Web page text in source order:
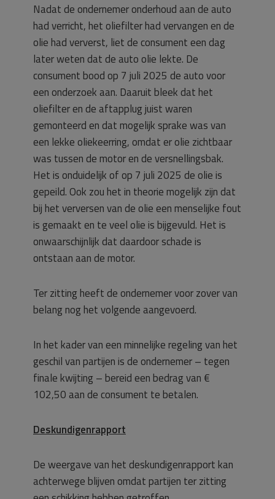
Nadat de ondernemer onderhoud aan de auto
had verricht, het oliefilter had vervangen en de
olie had ververst, liet de consument een dag
later weten dat de auto olie lekte. De
consument bood op 7 juli 2025 de auto voor
een onderzoek aan. Daaruit bleek dat het
oliefilter en de aftapplug juist waren
gemonteerd en dat mogelijk sprake was van
een lekke oliekeerring, omdat er olie zichtbaar
was tussen de motor en de versnellingsbak.
Het is onduidelijk of op 7 juli 2025 de olie is
gepeild. Ook zou het in theorie mogelijk zijn dat
bij het verversen van de olie een menselijke fout
is gemaakt en te veel olie is bijgevuld. Het is
onwaarschijnlijk dat daardoor schade is
ontstaan aan de motor.
Ter zitting heeft de ondernemer voor zover van
belang nog het volgende aangevoerd.
In het kader van een minnelijke regeling van het
geschil van partijen is de ondernemer – tegen
finale kwijting – bereid een bedrag van €
102,50 aan de consument te betalen.
Deskundigenrapport
De weergave van het deskundigenrapport kan
achterwege blijven omdat partijen ter zitting